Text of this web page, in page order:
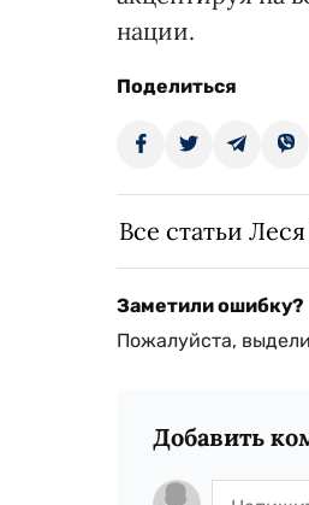
нации.
Поделиться
Все статьи
Заметили ошибку?
Пожалуйста,
Добавить